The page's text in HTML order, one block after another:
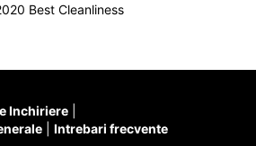
Best Cleanliness
Inchiriere
Intrebari frecvente